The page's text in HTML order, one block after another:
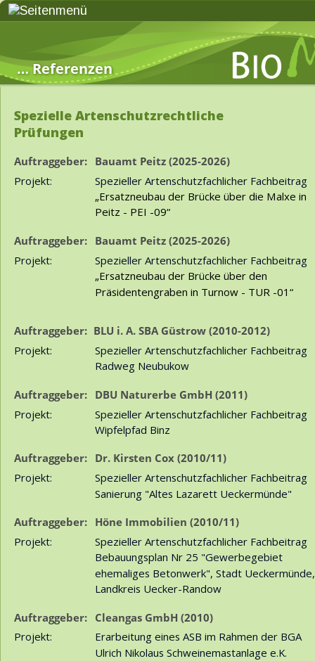
Spezielle Artenschutzrechtliche
Prüfungen
Auftraggeber: Bauamt Peitz (2025-2026)
Projekt:
Spezieller Artenschutzfachlicher Fachbeitrag
„Ersatzneubau der Brücke über die Malxe in
Peitz - PEI -09“
Auftraggeber: Bauamt Peitz (2025-2026)
Projekt:
Spezieller Artenschutzfachlicher Fachbeitrag
„Ersatzneubau der Brücke über den
Präsidentengraben in Turnow - TUR -01“
Auftraggeber: BLU i. A. SBA Güstrow (2010-2012)
Projekt:
Spezieller Artenschutzfachlicher Fachbeitrag
Radweg Neubukow
Auftraggeber: DBU Naturerbe GmbH (2011)
Projekt:
Spezieller Artenschutzfachlicher Fachbeitrag
Wipfelpfad Binz
Auftraggeber: Dr. Kirsten Cox (2010/11)
Projekt:
Spezieller Artenschutzfachlicher Fachbeitrag
Sanierung "Altes Lazarett Ueckermünde"
Auftraggeber: Höne Immobilien (2010/11)
Projekt:
Spezieller Artenschutzfachlicher Fachbeitrag
Bebauungsplan Nr 25 "Gewerbegebiet
ehemaliges Betonwerk", Stadt
Landkreis Uecker-Randow
Auftraggeber: Cleangas GmbH (2010)
Projekt:
Erarbeitung eines ASB im Rahmen der BGA
Ulrich Nikolaus Schweinemastanlage e.K.
… Referenzen